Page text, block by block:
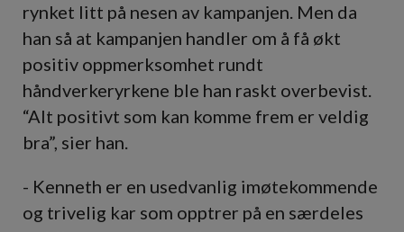
rynket litt på nesen av kampanjen. Men da
han så at kampanjen handler om å få økt
positiv oppmerksomhet rundt
håndverkeryrkene ble han raskt overbevist.
“Alt positivt som kan komme frem er veldig
bra”, sier han.
- Kenneth er en usedvanlig imøtekommende
og trivelig kar som opptrer på en særdeles